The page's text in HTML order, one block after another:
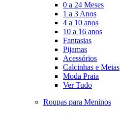
0 a 24 Meses
1 a 3 Anos
4 a 10 anos
10 a 16 anos
Fantasias
Pijamas
Acessórios
Calcinhas e Meias
Moda Praia
Ver Tudo
Roupas para Meninos